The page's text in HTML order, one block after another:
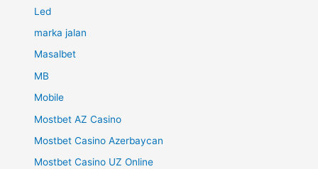
Led
marka jalan
Masalbet
MB
Mobile
Mostbet AZ Casino
Mostbet Casino Azerbaycan
Mostbet Casino UZ Online